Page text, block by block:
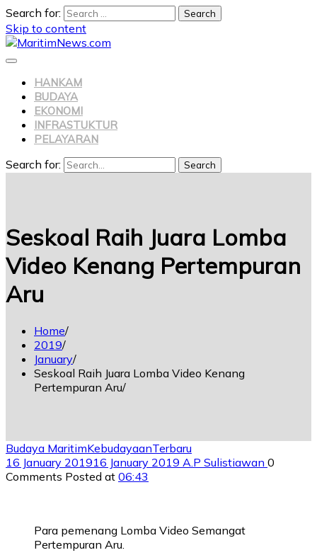
Search for:
Skip to content
HANKAM
BUDAYA
EKONOMI
INFRASTUKTUR
PELAYARAN
Search for: Search
Seskoal Raih Juara Lomba
Video Kenang Pertempuran
Aru
Home
2019
January
Seskoal Raih Juara Lomba Video Kenang
Pertempuran Aru
Budaya MaritimKebudayaanTerbaru
16 January 201916 January 2019 A.P Sulistiawan 0
Comments Posted at 06:43
Para pemenang Lomba Video Semangat
Pertempuran Aru.